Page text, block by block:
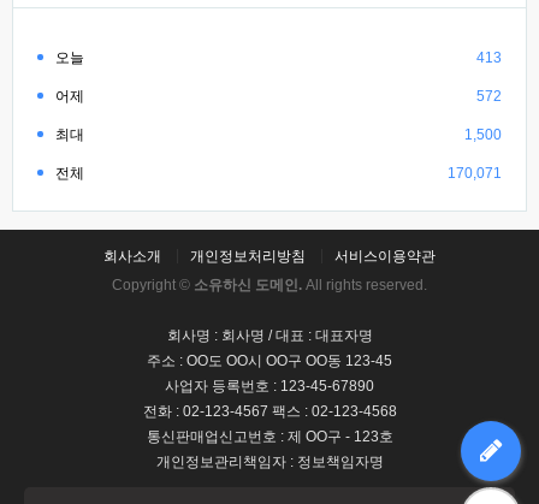
오늘 413
어제 572
최대 1,500
전체 170,071
회사소개 개인정보처리방침
서비스이용약관
Copyright © 소유하신 도메인. All rights reserved.
회사명 : 회사명 / 대표 : 대표자명
주소 : OO도 OO시 OO구 OO동 123-45
사업자 등록번호 : 123-45-67890
전화 : 02-123-4567 팩스 : 02-123-4568
통신판매업신고번호 : 제 OO구 - 123호
개인정보관리책임자 : 정보책임자명